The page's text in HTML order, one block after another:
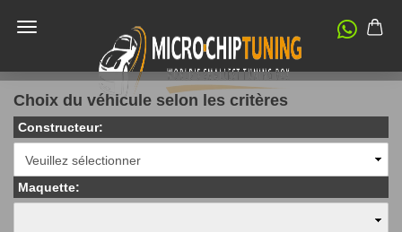
Choix du véhicule selon les critères
Constructeur:
Maquette: